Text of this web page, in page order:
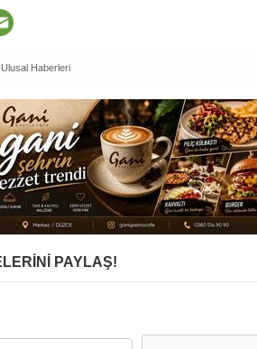
Ulusal Haberleri
PAYLAŞ!